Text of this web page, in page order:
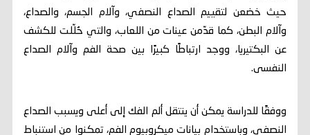
حيث خضعن لتقييم الصداع النصفي، وآلام الجسم، والصداع،
وآلام البطن، كما قدّمن عينات من اللعاب، والتي حُلّلت للكشف
عن البكتيريا، ووجد ارتباطًا كبيرًا بين صحة الفم وآلام الصداع
النفسى.
ووفقًا للدراسة يمكن أن ينتقل ألم الفك إلى أعلى ويسبب الصداع
النصفي، وباستخدام بيانات ميكروبيوم الفم، تمكنوا من استنباط